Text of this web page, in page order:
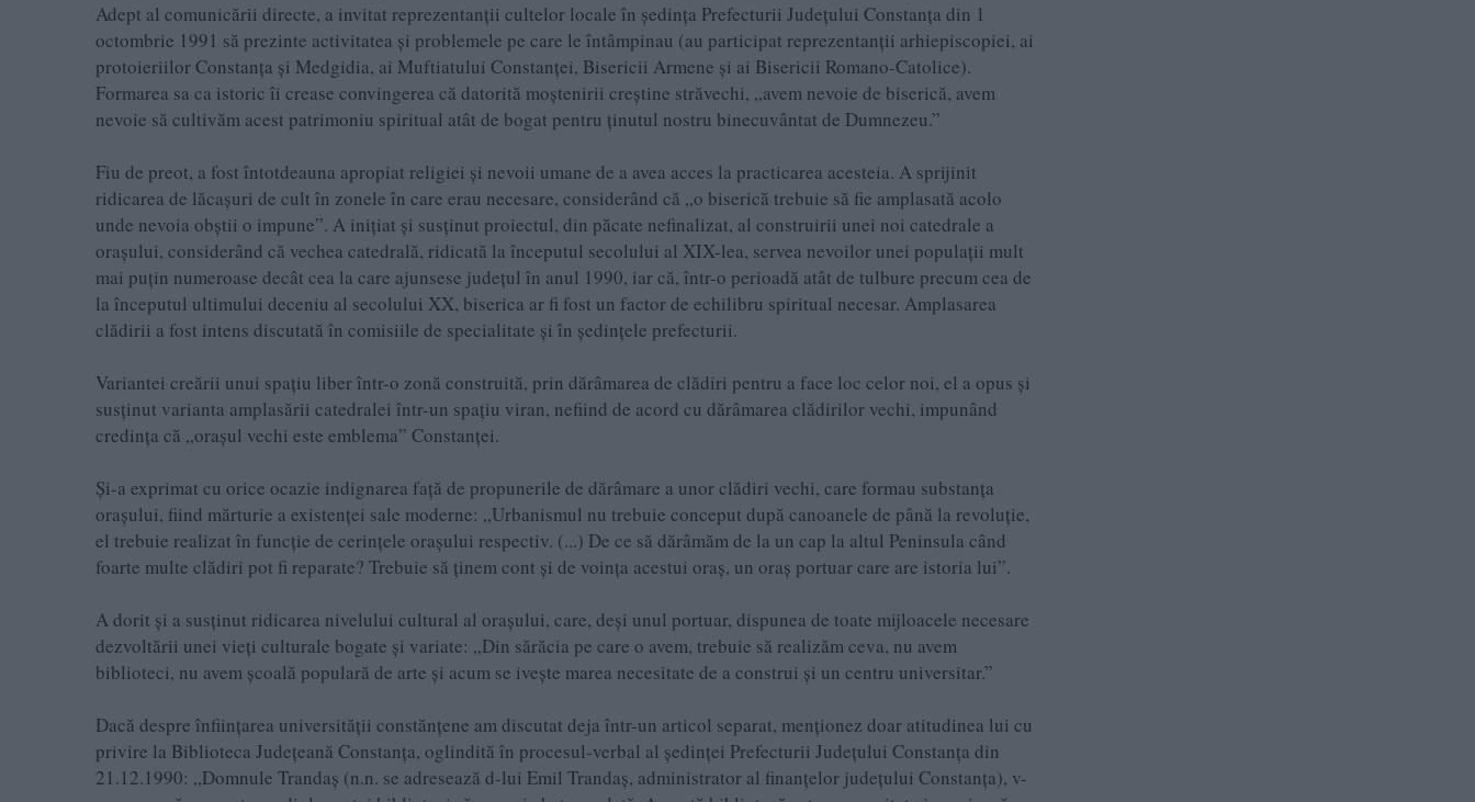
Adept al comunicării directe, a invitat reprezentanții cultelor locale în ședința Prefecturii Județului Constanța din 1
octombrie 1991 să prezinte activitatea și problemele pe care le întâmpinau (au participat reprezentanții arhiepiscopiei, ai
protoieriilor Constanța și Medgidia, ai Muftiatului Constanței, Bisericii Armene și ai Bisericii Romano-Catolice).
Formarea sa ca istoric îi crease convingerea că datorită moștenirii creștine străvechi, „avem nevoie de biserică, avem
nevoie să cultivăm acest patrimoniu spiritual atât de bogat pentru ținutul nostru binecuvântat de Dumnezeu.”
Fiu de preot, a fost întotdeauna apropiat religiei și nevoii umane de a avea acces la practicarea acesteia. A sprijinit
ridicarea de lăcașuri de cult în zonele în care erau necesare, considerând că „o biserică trebuie să fie amplasată acolo
unde nevoia obștii o impune”. A inițiat și susținut proiectul, din păcate nefinalizat, al construirii unei noi catedrale a
orașului, considerând că vechea catedrală, ridicată la începutul secolului al XIX-lea, servea nevoilor unei populații mult
mai puțin numeroase decât cea la care ajunsese județul în anul 1990, iar că, într-o perioadă atât de tulbure precum cea de
la începutul ultimului deceniu al secolului XX, biserica ar fi fost un factor de echilibru spiritual necesar. Amplasarea
clădirii a fost intens discutată în comisiile de specialitate și în ședințele prefecturii.
Variantei creării unui spațiu liber într-o zonă construită, prin dărâmarea de clădiri pentru a face loc celor noi, el a opus și
susținut varianta amplasării catedralei într-un spațiu viran, nefiind de acord cu dărâmarea clădirilor vechi, impunând
credința că „orașul vechi este emblema” Constanței.
Și-a exprimat cu orice ocazie indignarea față de propunerile de dărâmare a unor clădiri vechi, care formau substanța
orașului, fiind mărturie a existenței sale moderne: „Urbanismul nu trebuie conceput după canoanele de până la revoluție,
el trebuie realizat în funcție de cerințele orașului respectiv. (...) De ce să dărâmăm de la un cap la altul Peninsula când
foarte multe clădiri pot fi reparate? Trebuie să ținem cont și de voința acestui oraș, un oraș portuar care are istoria lui”.
A dorit și a susținut ridicarea nivelului cultural al orașului, care, deși unul portuar, dispunea de toate mijloacele necesare
dezvoltării unei vieți culturale bogate și variate: „Din sărăcia pe care o avem, trebuie să realizăm ceva, nu avem
biblioteci, nu avem școală populară de arte și acum se ivește marea necesitate de a construi și un centru universitar.”
Dacă despre înființarea universității constănțene am discutat deja într-un articol separat, menționez doar atitudinea lui cu
privire la Biblioteca Județeană Constanța, oglindită în procesul-verbal al ședinței Prefecturii Județului Constanța din
21.12.1990: „Domnule Trandaș (n.n. se adresează d-lui Emil Trandaș, administrator al finanțelor județului Constanța), v-